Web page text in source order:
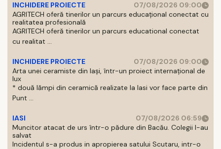
INCHIDERE PROIECTE
07/08/2026 09:00
AGRITECH oferă tinerilor un parcurs educațional conectat cu
realitatea profesională
AGRITECH oferă tinerilor un parcurs educational conectat
cu realitat ...
INCHIDERE PROIECTE
07/08/2026 09:00
Arta unei ceramiste din Iași, într-un proiect internațional de
lux
* două lămpi din ceramică realizate la Iasi vor face parte din
Punt ...
IASI
07/08/2026 06:59
Muncitor atacat de urs într-o pădure din Bacău. Colegii l-au
salvat
Incidentul s-a produs in apropierea satului Scutaru, intr-o